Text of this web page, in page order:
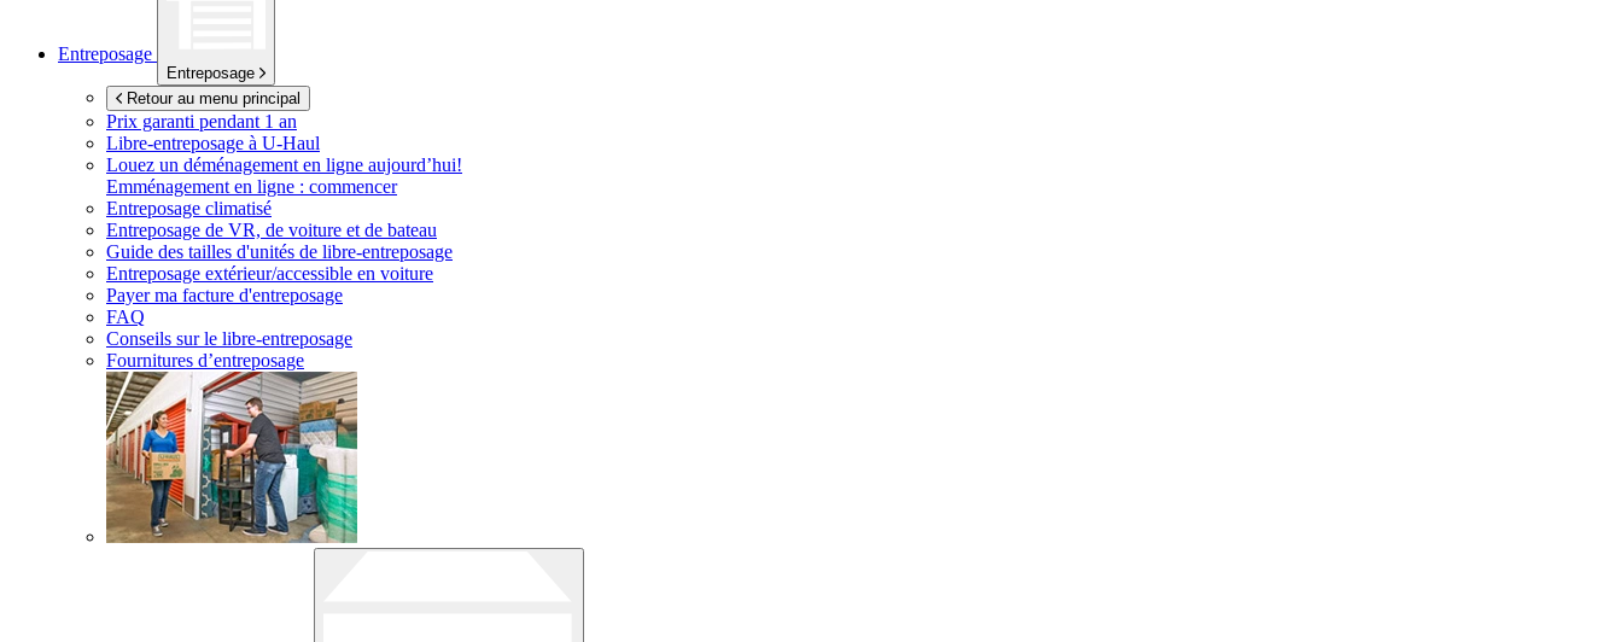
Entreposage
Entreposage
Retour au menu principal
Prix garanti pendant 1 an
Libre-entreposage à U-Haul
Louez un déménagement en ligne aujourd’hui!
Emménagement en ligne : commencer
Entreposage climatisé
Entreposage de VR, de voiture et de bateau
Guide des tailles d'unités de libre-entreposage
Entreposage extérieur/accessible en voiture
Payer ma facture d'entreposage
FAQ
Conseils sur le libre-entreposage
Fournitures d’entreposage